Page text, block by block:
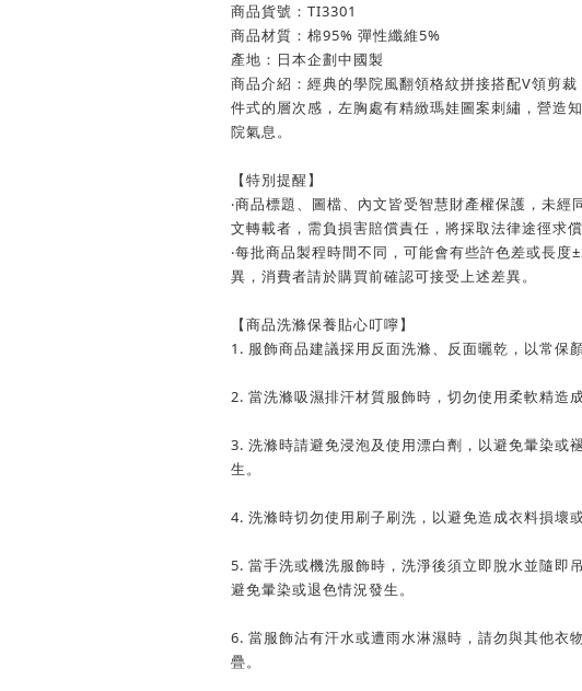
商品貨號：TI3301
商品材質：棉95% 彈性纖維5%
產地：日本企劃中國製
商品介紹：經典的學院風翻領格紋拼接搭配V領剪裁
件式的層次感，左胸處有精緻瑪娃圖案刺繡，營造
院氣息。
【特別提醒】
‧商品標題、圖檔、內文皆受智慧財產權保護，未經
文轉載者，需負損害賠償責任，將採取法律途徑求償
‧每批商品製程時間不同，可能會有些許色差或長度
異，消費者請於購買前確認可接受上述差異。
【商品洗滌保養貼心叮嚀】
1. 服飾商品建議採用反面洗滌、反面曬乾，以常保顏
2. 當洗滌吸濕排汗材質服飾時，切勿使用柔軟精造成
3. 洗滌時請避免浸泡及使用漂白劑，以避免暈染或
生。
4. 洗滌時切勿使用刷子刷洗，以避免造成衣料損壞或
5. 當手洗或機洗服飾時，洗淨後須立即脫水並隨即
避免暈染或退色情況發生。
6. 當服飾沾有汗水或遭雨水淋濕時，請勿與其他衣
疊。